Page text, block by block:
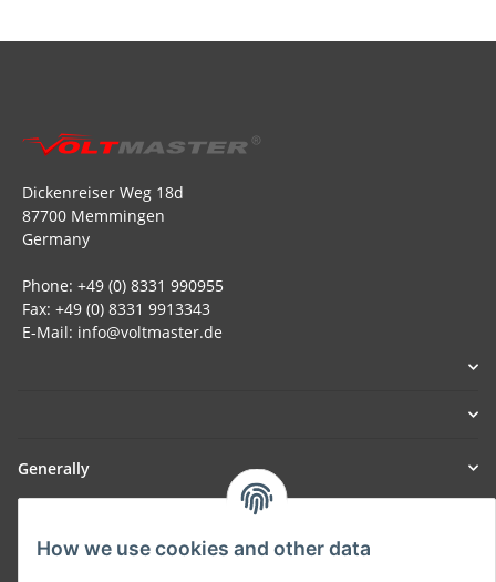
How we use cookies and other data
Dickenreiser Weg 18d
87700 Memmingen
Germany
Phone: +49 (0) 8331 990955
Fax: +49 (0) 8331 9913343
E-Mail: info@voltmaster.de
Generally